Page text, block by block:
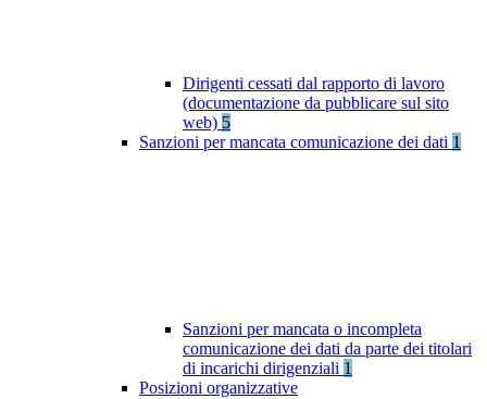
Dirigenti cessati dal rapporto di lavoro
(documentazione da pubblicare sul sito
web) 5
Sanzioni per mancata comunicazione dei dati 1
Sanzioni per mancata o incompleta
comunicazione dei dati da parte dei titolari
di incarichi dirigenziali 1
Posizioni organizzative